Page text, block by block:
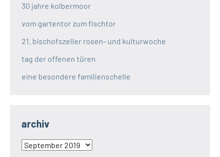
30 jahre kolbermoor
vom gartentor zum fischtor
21. bischofszeller rosen- und kulturwoche
tag der offenen türen
eine besondere familienschelle
archiv
archiv